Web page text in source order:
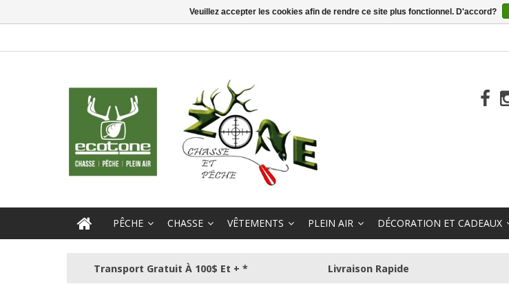
PÊCHE CHASSE VÊTEMENTS PLEIN AIR DÉCORATION ET CADEAUX
Transport Gratuit À 100$ Et + * Livraison Rapide
Veuillez accepter les cookies afin de rendre ce site plus fonctionnel. D'accord?